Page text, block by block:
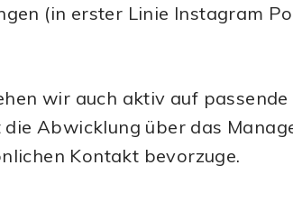
(in erster Linie Instagram
wir auch aktiv auf
Abwicklung über das
Kontakt bevorzuge.